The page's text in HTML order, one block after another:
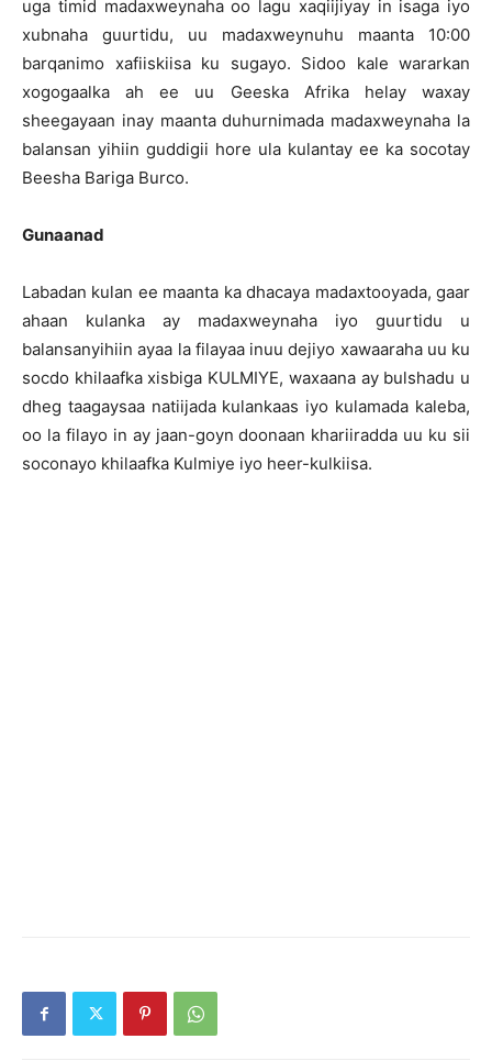
uga timid madaxweynaha oo lagu xaqiijiyay in isaga iyo
xubnaha guurtidu, uu madaxweynuhu maanta 10:00
barqanimo xafiiskiisa ku sugayo. Sidoo kale wararkan
xogogaalka ah ee uu Geeska Afrika helay waxay
sheegayaan inay maanta duhurnimada madaxweynaha la
balansan yihiin guddigii hore ula kulantay ee ka socotay
Beesha Bariga Burco.
Gunaanad
Labadan kulan ee maanta ka dhacaya madaxtooyada, gaar
ahaan kulanka ay madaxweynaha iyo guurtidu u
balansanyihiin ayaa la filayaa inuu dejiyo xawaaraha uu ku
socdo khilaafka xisbiga KULMIYE, waxaana ay bulshadu u
dheg taagaysaa natiijada kulankaas iyo kulamada kaleba,
oo la filayo in ay jaan-goyn doonaan khariiradda uu ku sii
soconayo khilaafka Kulmiye iyo heer-kulkiisa.